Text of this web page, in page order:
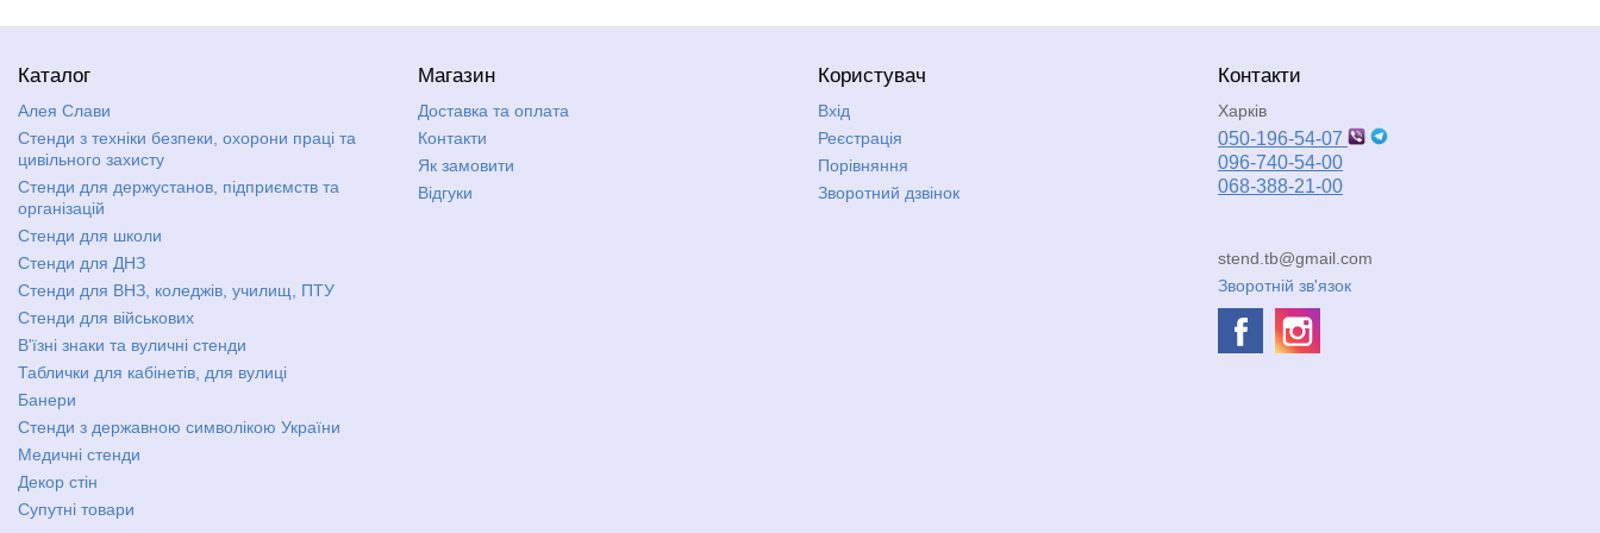
Каталог
Алея Слави
Стенди з техніки безпеки, охорони праці та
цивільного захисту
Стенди для держустанов, підприємств та
організацій
Стенди для школи
Стенди для ДНЗ
Стенди для ВНЗ, коледжів, училищ, ПТУ
Стенди для військових
В'їзні знаки та вуличні стенди
Таблички для кабінетів, для вулиці
Банери
Стенди з державною символікою України
Медичні стенди
Декор стін
Супутні товари
Магазин
Доставка та оплата
Контакти
Як замовити
Відгуки
Користувач
Вхід
Реєстрація
Порівняння
Зворотний дзвінок
Контакти
Харків
050-196-54-07
096-740-54-00
068-388-21-00
stend.tb@gmail.com
Зворотній зв'язок